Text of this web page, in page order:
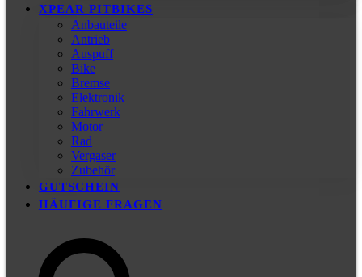
XPEAR PITBIKES
Anbauteile
Antrieb
Auspuff
Bike
Bremse
Elektronik
Fahrwerk
Motor
Rad
Vergaser
Zubehör
GUTSCHEIN
HÄUFIGE FRAGEN